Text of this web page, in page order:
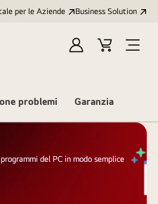
per le Aziende Business Solution
AccediCart
Open
problemi Garanzia
del PC in modo semplice